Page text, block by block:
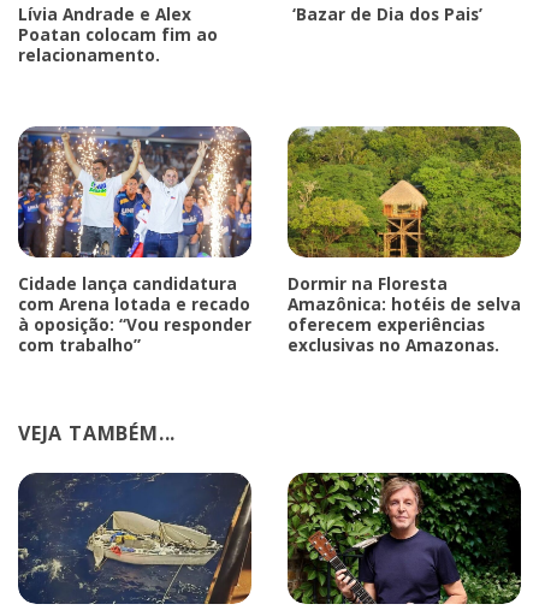
Lívia Andrade e Alex
Poatan colocam fim ao
relacionamento.
‘Bazar de Dia dos Pais’
Cidade lança candidatura
com Arena lotada e recado
à oposição: “Vou responder
com trabalho”
Dormir na Floresta
Amazônica: hotéis de selva
oferecem experiências
exclusivas no Amazonas.
VEJA TAMBÉM...